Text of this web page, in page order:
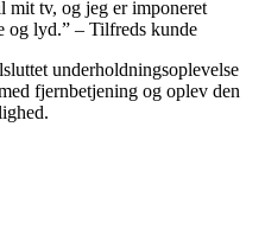
mit tv, og jeg er imponeret
og lyd.” – Tilfreds kunde
underholdningsoplevelse
fjernbetjening og oplev den